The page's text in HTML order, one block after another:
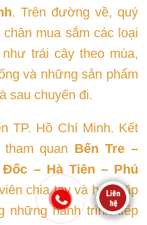
. Trên đường về, quý
mua sắm các loại
trái cây theo mùa,
và những sản phẩm
sau chuyến đi.
TP. Hồ Chí Minh. Kết
quan Bến Tre –
– Hà Tiên – Phú
chia tay và hẹn gặp
những hành trình tiếp